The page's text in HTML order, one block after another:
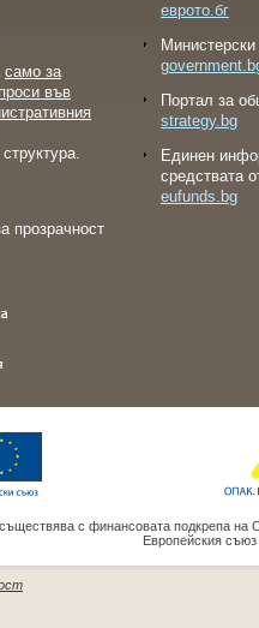
само за
във
прозрачност
еврото.бг
Портал за
strategy.bg
Eдинен
средствата
eufunds.bg
с финансовата подкрепа на
Европейския